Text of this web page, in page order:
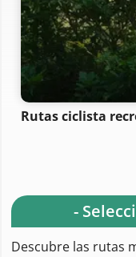
Rutas ciclista
-
Descubre las rutas